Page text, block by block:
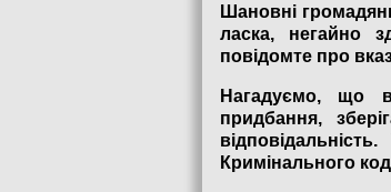
Шановні
ласка, негайно
повідомте про
Нагадуємо, що
придбання,
Кримінального